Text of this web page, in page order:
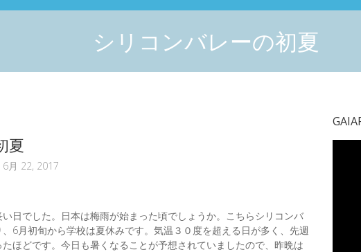
シリコンバレーの初夏
夏
6月 22, 2017
日でした。日本は梅雨が始まった頃でしょうか。こちらシリコンバ
6月初旬から学校は夏休みです。気温３０度を超える日が多く、先週
ほどです。今日も暑くなることが予想されていましたので、昨晩は